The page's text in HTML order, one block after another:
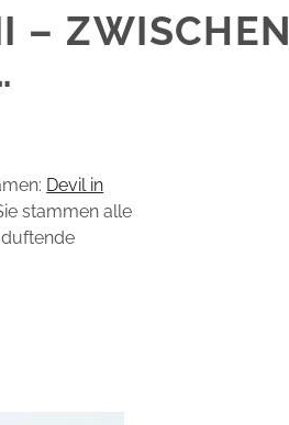
– ZWISCHEN
Devil in
stammen alle